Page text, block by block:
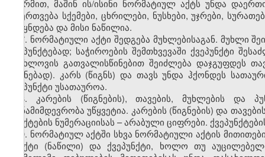
ფორმით, მაშინ ის/ისინი ნორმატიულ აქტს უნდა
დაერთვება სქემები, ცხრილები, ნუსხები, უჯრები,
ქვეყნდება და მისი ნაწილია.
7. ნორმატიული აქტი შედგება მუხლებისაგან. მუხლი
ქვეპუნქტებად; საჭიროების შემთხვევაში ქვეპუნქტი
სიახლოვის გათვალისწინებით შეიძლება დაჯგუფდეს
წიგნებად). კარს (წიგნს) და თავს უნდა ჰქონდეს
ქვეპუნქტი უსათაუროა.
8. კარების (წიგნების), თავების, მუხლების და
თანამიმდევრობა უწყვეტია. კარების (წიგნების) და
პუნქტების ნუმერაციისას – არაბული ციფრები.
9. ნორმატიულ აქტში სხვა ნორმატიული აქტის
პუნქტი (ნაწილი) და ქვეპუნქტი, ხოლო თუ